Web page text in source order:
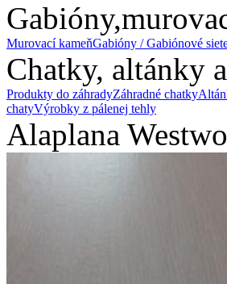
Murovací kameňGabióny / Gabiónové
Chatky, altánky
Produkty do záhradyZáhradné chatky
chatyVýrobky z pálenej tehly
Alaplana